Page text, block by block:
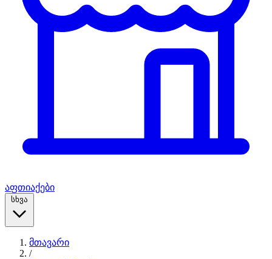
აფთიაქები
სხვა
მთავარი
/